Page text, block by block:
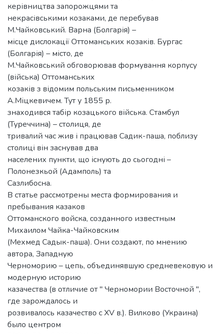
керівництва запорожцями та
некрасівськими козаками, де перебував
М.Чайковський. Варна (Болгарія) –
місце дислокації Оттоманських козаків. Бургас
(Болгарія) – місто, де
М.Чайковський обговорював формування корпусу
(війська) Оттоманських
козаків з відомим польським письменником
А.Міцкевичем. Тут у 1855 р.
знаходився табір козацького війська. Стамбул
(Туреччина) – столиця, де
тривалий час жив і працював Садик-паша, поблизу
столиці він заснував два
населених пункти, що існують до сьогодні –
Полонезкьой (Адамполь) та
Сазлибосна.
В статье рассмотрены места формирования и
пребывания казаков
Оттоманского войска, созданного известным
Михаилом Чайка-Чайковским
(Мехмед Садык-паша). Они создают, по мнению
автора, Западную
Черноморию – цепь, объединявшую средневековую и
модерную историю
казачества (в отличие от " Черномории Восточной ",
где зарождалось и
розвивалось казачество с XV в.). Вилково (Украина)
было центром